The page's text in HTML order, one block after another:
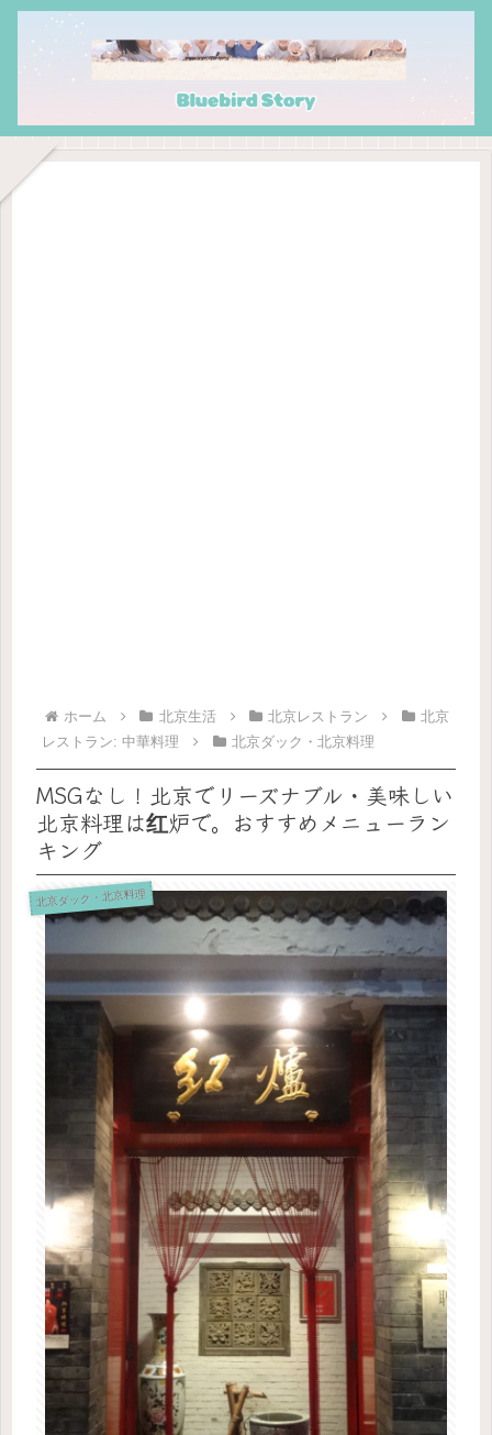
ホーム 北京生活 北京レストラン
北京
レストラン: 中華料理
北京ダック・北京料理
MSGなし！北京でリーズナブル・美味しい
北京料理は红炉で。おすすめメニューラン
キング
北京ダック・北京料理